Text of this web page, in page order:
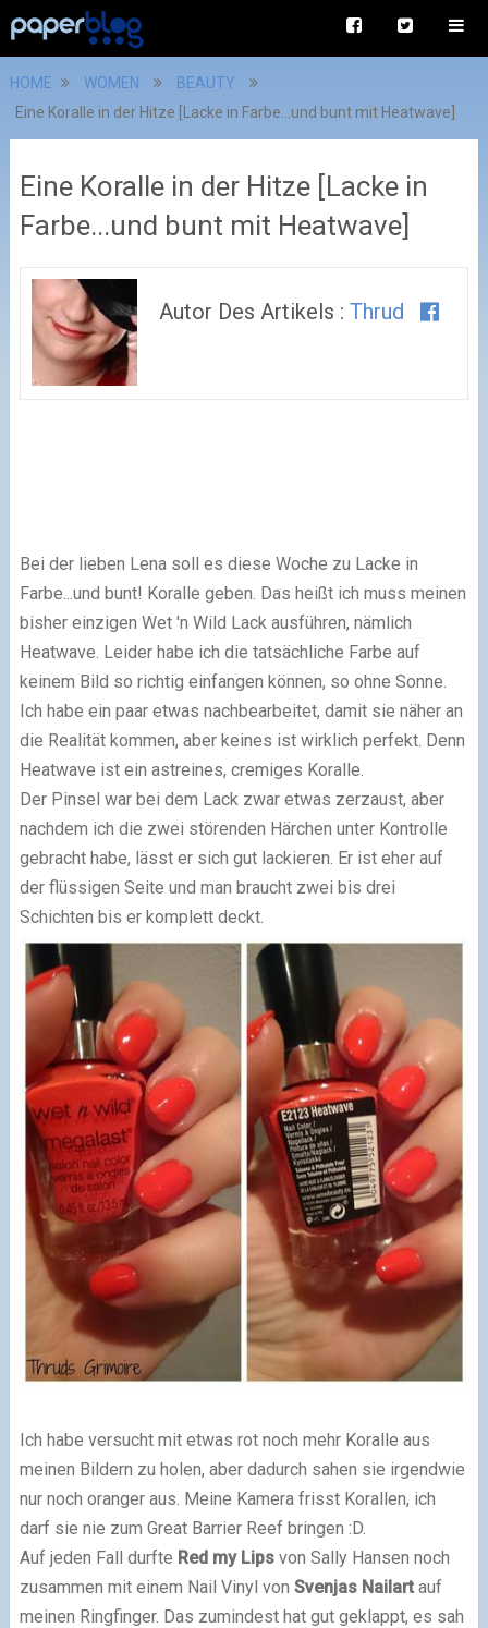
HOME WOMEN
BEAUTY
Eine Koralle in der Hitze [Lacke in Farbe...und bunt mit Heatwave]
Eine Koralle in der Hitze [Lacke in
Farbe...und bunt mit Heatwave]
Autor Des Artikels :Thrud
Bei der lieben Lena soll es diese Woche zu Lacke in
Farbe...und bunt! Koralle geben. Das heißt ich muss meinen
bisher einzigen Wet 'n Wild Lack ausführen, nämlich
Heatwave. Leider habe ich die tatsächliche Farbe auf
keinem Bild so richtig einfangen können, so ohne Sonne.
Ich habe ein paar etwas nachbearbeitet, damit sie näher an
die Realität kommen, aber keines ist wirklich perfekt. Denn
Heatwave ist ein astreines, cremiges Koralle.
Der Pinsel war bei dem Lack zwar etwas zerzaust, aber
nachdem ich die zwei störenden Härchen unter Kontrolle
gebracht habe, lässt er sich gut lackieren. Er ist eher auf
der flüssigen Seite und man braucht zwei bis drei
Schichten bis er komplett deckt.
Ich habe versucht mit etwas rot noch mehr Koralle aus
meinen Bildern zu holen, aber dadurch sahen sie irgendwie
nur noch oranger aus. Meine Kamera frisst Korallen, ich
darf sie nie zum Great Barrier Reef bringen :D.
Auf jeden Fall durfte Red my Lipsvon Sally Hansen noch
zusammen mit einem Nail Vinyl von Svenjas Nailartauf
meinen Ringfinger. Das zumindest hat gut geklappt, es sah